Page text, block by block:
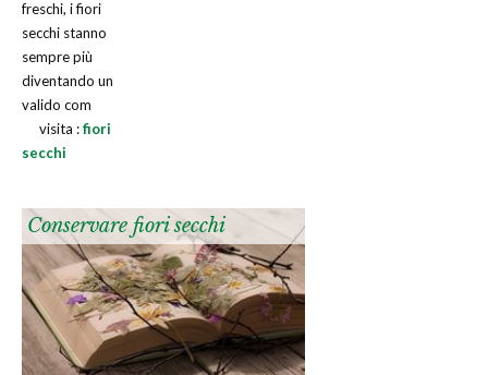
freschi, i fiori
secchi stanno
sempre più
diventando un
valido com
visita :fiori
secchi
Conservare fiori secchi